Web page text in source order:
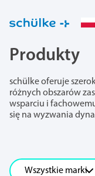
Produkty
schülke oferuje
różnych obszarów
wsparciu i
się na wyzwania